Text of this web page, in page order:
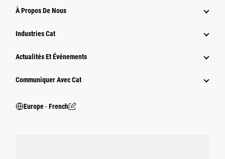
À Propos De Nous
Industries Cat
Actualités Et Événements
Communiquer Avec Cat
Europe ‧ French